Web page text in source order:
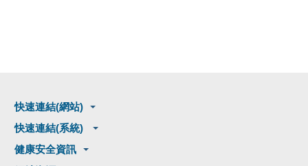
快速連結(網站)
快速連結(系統)
健康安全資訊